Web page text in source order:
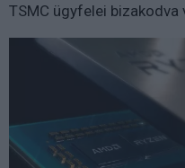
TSMC ügyfelei bizakodva